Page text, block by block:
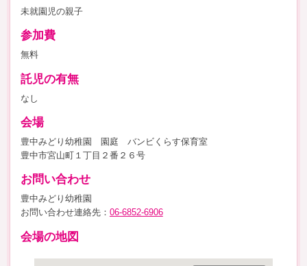
未就園児の親子
参加費
無料
託児の有無
なし
会場
豊中みどり幼稚園 園庭 バンビくらす保育室
豊中市宮山町１丁目２番２６号
お問い合わせ
豊中みどり幼稚園
お問い合わせ連絡先： 06-6852-6906
会場の地図